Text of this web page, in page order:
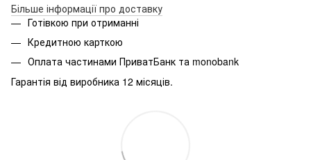
Більше інформації про доставку
Готівкою при отриманні
Кредитною карткою
Оплата частинами ПриватБанк та monobank
Гарантія від виробника 12 місяців.